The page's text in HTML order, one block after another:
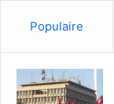
Populaire